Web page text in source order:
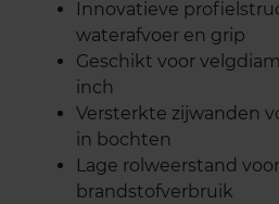
Innovatieve
waterafvoer en grip
Geschikt voor
inch
Versterkte zijwanden
in bochten
Lage rolweerstand
brandstofverbruik